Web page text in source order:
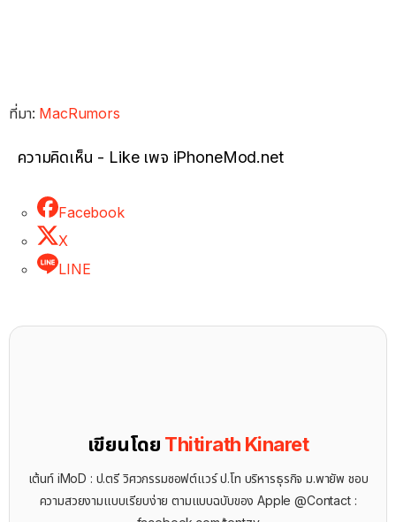
ที่มา: MacRumors
ความคิดเห็น - Like เพจ iPhoneMod.net
Facebook
X
LINE
เขียนโดย Thitirath Kinaret
เต้นท์ iMoD : ป.ตรี วิศวกรรมซอฟต์แวร์ ป.โท บริหารธุรกิจ ม.พายัพ ชอบ
ความสวยงามแบบเรียบง่าย ตามแบบฉบับของ Apple @Contact :